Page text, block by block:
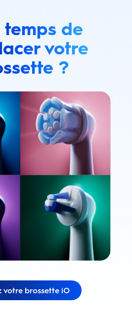
temps de
votre
?
votre brossette iO